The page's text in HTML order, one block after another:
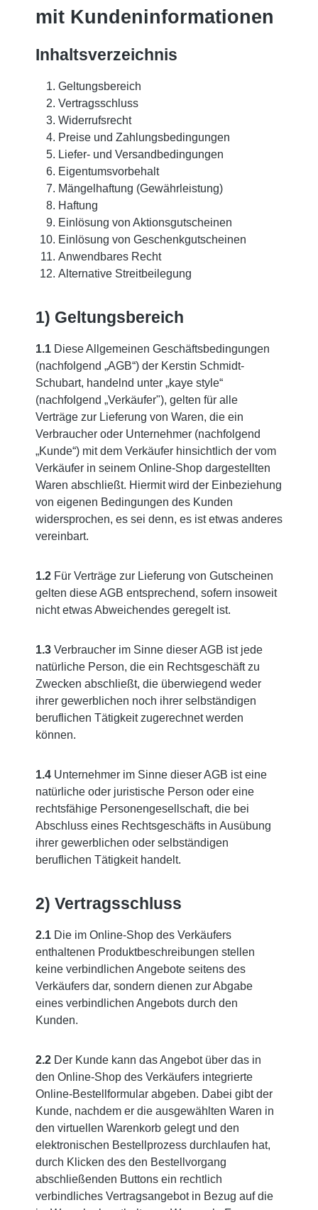
mit Kundeninformationen
Inhaltsverzeichnis
Geltungsbereich
Vertragsschluss
Widerrufsrecht
Preise und Zahlungsbedingungen
Liefer- und Versandbedingungen
Eigentumsvorbehalt
Mängelhaftung (Gewährleistung)
Haftung
Einlösung von Aktionsgutscheinen
Einlösung von Geschenkgutscheinen
Anwendbares Recht
Alternative Streitbeilegung
1) Geltungsbereich
1.1 Diese Allgemeinen Geschäftsbedingungen
(nachfolgend „AGB“) der Kerstin Schmidt-
Schubart, handelnd unter „kaye style“
(nachfolgend „Verkäufer"), gelten für alle
Verträge zur Lieferung von Waren, die ein
Verbraucher oder Unternehmer (nachfolgend
„Kunde“) mit dem Verkäufer hinsichtlich der vom
Verkäufer in seinem Online-Shop dargestellten
Waren abschließt. Hiermit wird der Einbeziehung
von eigenen Bedingungen des Kunden
widersprochen, es sei denn, es ist etwas anderes
vereinbart.
1.2 Für Verträge zur Lieferung von Gutscheinen
gelten diese AGB entsprechend, sofern insoweit
nicht etwas Abweichendes geregelt ist.
1.3 Verbraucher im Sinne dieser AGB ist jede
natürliche Person, die ein Rechtsgeschäft zu
Zwecken abschließt, die überwiegend weder
ihrer gewerblichen noch ihrer selbständigen
beruflichen Tätigkeit zugerechnet werden
können.
1.4 Unternehmer im Sinne dieser AGB ist eine
natürliche oder juristische Person oder eine
rechtsfähige Personengesellschaft, die bei
Abschluss eines Rechtsgeschäfts in Ausübung
ihrer gewerblichen oder selbständigen
beruflichen Tätigkeit handelt.
2) Vertragsschluss
2.1 Die im Online-Shop des Verkäufers
enthaltenen Produktbeschreibungen stellen
keine verbindlichen Angebote seitens des
Verkäufers dar, sondern dienen zur Abgabe
eines verbindlichen Angebots durch den
Kunden.
2.2 Der Kunde kann das Angebot über das in
den Online-Shop des Verkäufers integrierte
Online-Bestellformular abgeben. Dabei gibt der
Kunde, nachdem er die ausgewählten Waren in
den virtuellen Warenkorb gelegt und den
elektronischen Bestellprozess durchlaufen hat,
durch Klicken des den Bestellvorgang
abschließenden Buttons ein rechtlich
verbindliches Vertragsangebot in Bezug auf die